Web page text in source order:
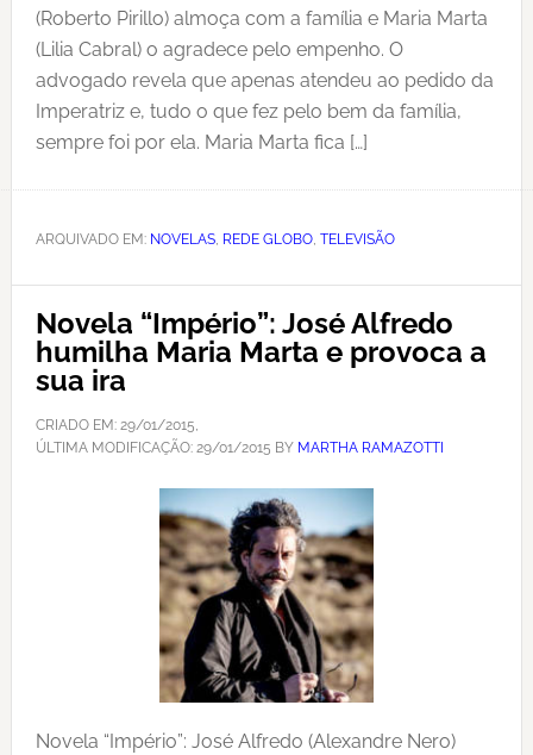
(Roberto Pirillo) almoça com a família e Maria Marta
(Lilia Cabral) o agradece pelo empenho. O
advogado revela que apenas atendeu ao pedido da
Imperatriz e, tudo o que fez pelo bem da família,
sempre foi por ela. Maria Marta fica […]
ARQUIVADO EM: NOVELAS, REDE GLOBO, TELEVISÃO
Novela “Império”: José Alfredo
humilha Maria Marta e provoca a
sua ira
CRIADO EM: 29/01/2015,
ÚLTIMA MODIFICAÇÃO: 29/01/2015 BY MARTHA RAMAZOTTI
Novela “Império”: José Alfredo (Alexandre Nero)